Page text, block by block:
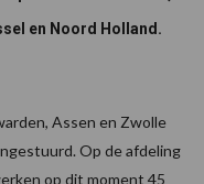
en Noord Holland.
Assen en Zwolle
Op de afdeling
op dit moment 45